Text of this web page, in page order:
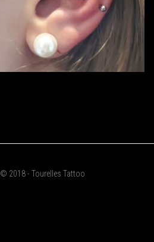
2018 - Tourelles Tattoo